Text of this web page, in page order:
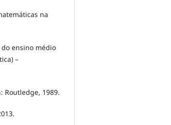
na
do ensino médio
–
Routledge, 1989.